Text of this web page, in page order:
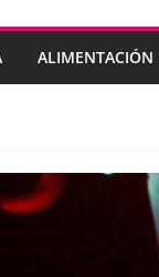
ALIMENTACIÓN